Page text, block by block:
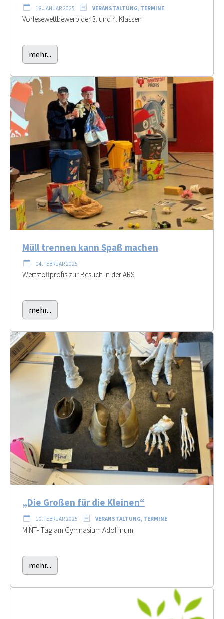
18.JANUAR 2025 VERANSTALTUNG, TERMINE
Vorlesewettbewerb der 3. und 4. Klassen
mehr...
Müll trennen kann Spaß machen
04.FEBRUAR 2025
Wertstoffprofis zur Besuch in der ARS
mehr...
„Die Großen für die Kleinen“
10.FEBRUAR 2025 VERANSTALTUNG, TERMINE
MINT- Tag am Gymnasium Adolfinum
mehr...